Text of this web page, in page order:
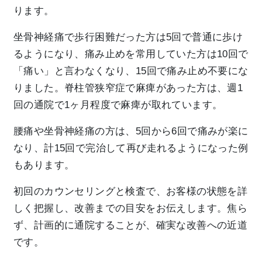
ります。
坐骨神経痛で歩行困難だった方は5回で普通に歩け
るようになり、痛み止めを常用していた方は10回で
「痛い」と言わなくなり、15回で痛み止め不要にな
りました。脊柱管狭窄症で麻痺があった方は、週1
回の通院で1ヶ月程度で麻痺が取れています。
腰痛や坐骨神経痛の方は、5回から6回で痛みが楽に
なり、計15回で完治して再び走れるようになった例
もあります。
初回のカウンセリングと検査で、お客様の状態を詳
しく把握し、改善までの目安をお伝えします。焦ら
ず、計画的に通院することが、確実な改善への近道
です。